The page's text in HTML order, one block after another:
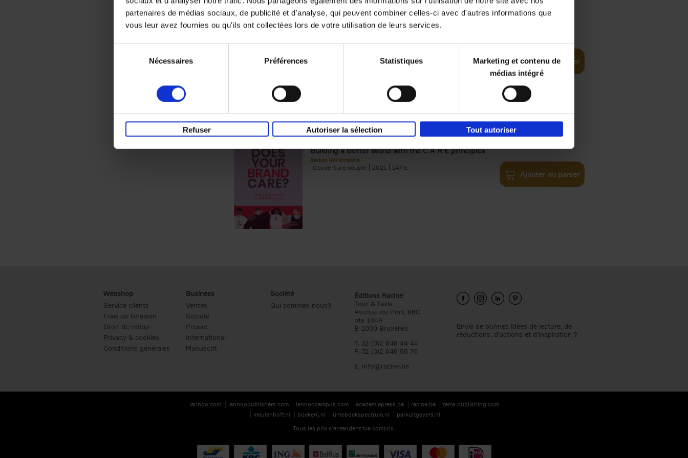
partenaires de médias sociaux, de publicité et d'analyse, qui peuvent combiner celles-ci avec d'autres informations que
vous leur avez fournies ou qu'ils ont collectées lors de votre utilisation de leurs services.
Nécessaires Préférences Statistiques
Marketing et contenu de
médias intégré
Refuser Autoriser la sélection Tout autoriser
Digital marketing like a PRO -
completely revised edition
Ajouter au panier
Does Your Brand Care?
Building a Better World with the C A R E principles
Isabel Verstraete
Couverture souple
2021 147
€34,99
Ajouter au panier
Webshop
Service clients
Frais de livraison
Droit de retour
Privacy & cookies
Conditions générales
Business
Ventes
Société
Presse
International
Manuscrit
Société
Qui sommes-nous?
Éditions Racine
Tour & Taxis
Avenue du Port, 86C
bte 104A
B-1000 Bruxelles
T. 32 (0)2 646 44 44
F. 32 (0)2 646 55 70
E. info@racine.be
Envie de bonnes idées de lecture, de
réductions, d’actions et d’inspiration ?
lannoo.com lannoopublishers.com lannoocampus.com academiapress.be racine.be
terra-publishing.com
meulenhoff.nl
boekerij.nl unieboekspectrum.nl
parkuitgevers.nl
Tous les prix s’entendent tva compris.